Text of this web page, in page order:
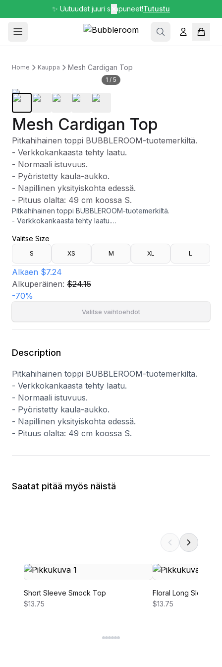
✨ Uutuudet juuri saapuneet!Tutustu
Home Kauppa Mesh Cardigan Top
1 / 5
Mesh Cardigan Top
Pitkahihainen toppi BUBBLEROOM-tuotemerkiltä.
- Verkkokankaasta tehty laatu.
- Normaali istuvuus.
- Pyöristetty kaula-aukko.
- Napillinen yksityiskohta edessä.
- Pituus olalta: 49 cm koossa S.
Pitkahihainen toppi BUBBLEROOM-tuotemerkiltä.
- Verkkokankaasta tehty laatu.
- Pyöristetty kaula-aukko.
- Napillinen yksityiskohta edessä.
- Pituus olalta: 49 cm koossa S.
Valitse Size
S XS M XL L
Alkaen $7.24
Alkuperäinen: $24.15
-70%
Valitse vaihtoehdot
Description
Pitkahihainen toppi BUBBLEROOM-tuotemerkiltä.
- Verkkokankaasta tehty laatu.
- Normaali istuvuus.
- Pyöristetty kaula-aukko.
- Napillinen yksityiskohta edessä.
- Pituus olalta: 49 cm koossa S.
Saatat pitää myös näistä
Short Sleeve Smock Top
$13.75
Floral Long Sleeve
$13.75